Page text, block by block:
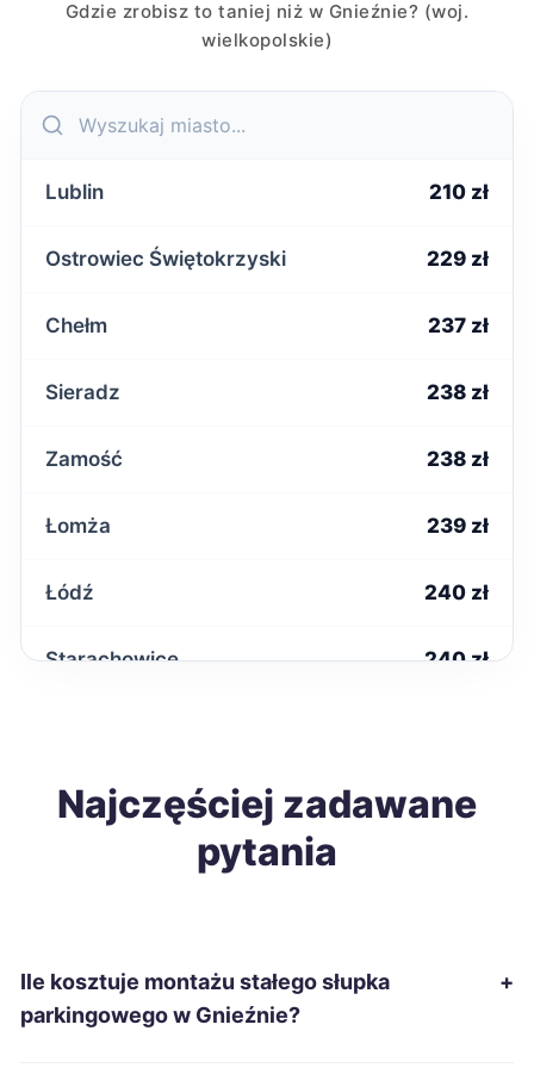
Gdzie zrobisz to taniej niż w Gnieźnie? (woj.
wielkopolskie)
Lublin 210 zł
Ostrowiec Świętokrzyski 229 zł
Chełm 237 zł
Sieradz 238 zł
Zamość 238 zł
Łomża 239 zł
Łódź 240 zł
Starachowice 240 zł
Sanok 242 zł
Gniezno TWOJE MIASTO
Najczęściej zadawane
pytania
Ile kosztuje montażu stałego słupka
parkingowego w Gnieźnie?
+